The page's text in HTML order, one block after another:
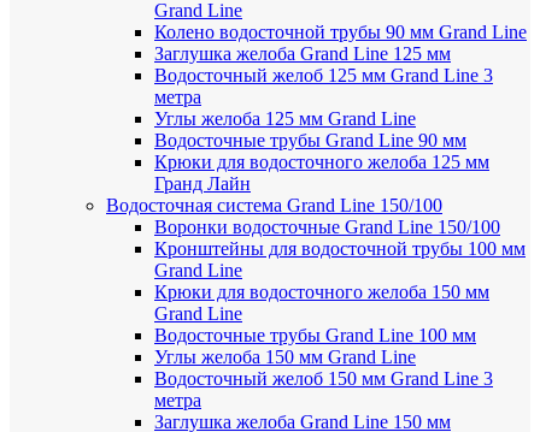
Grand Line
Колено водосточной трубы 90 мм Grand Line
Заглушка желоба Grand Line 125 мм
Водосточный желоб 125 мм Grand Line 3
метра
Углы желоба 125 мм Grand Line
Водосточные трубы Grand Line 90 мм
Крюки для водосточного желоба 125 мм
Гранд Лайн
Водосточная система Grand Line 150/100
Воронки водосточные Grand Line 150/100
Кронштейны для водосточной трубы 100 мм
Grand Line
Крюки для водосточного желоба 150 мм
Grand Line
Водосточные трубы Grand Line 100 мм
Углы желоба 150 мм Grand Line
Водосточный желоб 150 мм Grand Line 3
метра
Заглушка желоба Grand Line 150 мм